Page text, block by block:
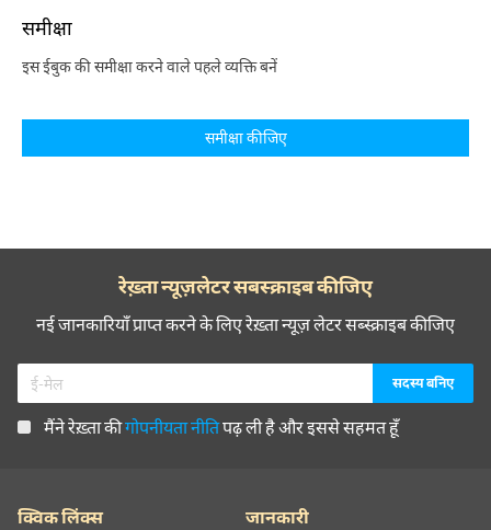
समीक्षा
इस ईबुक की समीक्षा करने वाले पहले व्यक्ति बनें
समीक्षा कीजिए
रेख़्ता न्यूज़लेटर सबस्क्राइब कीजिए
नई जानकारियाँ प्राप्त करने के लिए रेख़्ता न्यूज़ लेटर सब्स्क्राइब कीजिए
मैंने रेख़्ता कीगोपनीयता नीतिपढ़ ली है और इससे सहमत हूँ
क्विक लिंक्स जानकारी